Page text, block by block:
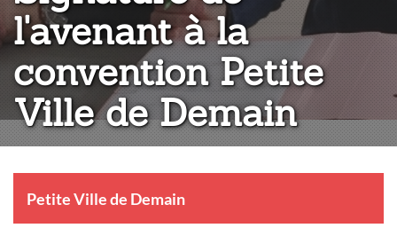
l'avenant à la
convention Petite
Ville de Demain
Petite Ville de Demain